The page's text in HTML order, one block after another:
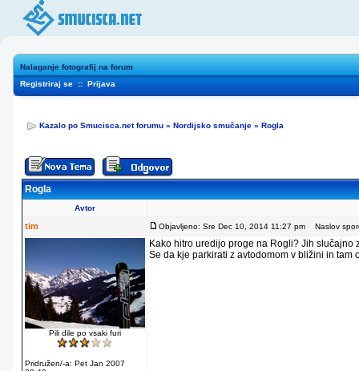
Nalaganje fotografij na forum
Registriraj se :: Prijava
Kazalo po Smucisca.net forumu » Nordijsko smučanje » Rogla
Rogla
Avtor
tim Objavljeno: Sre Dec 10, 2014 11:27 pm Naslov
Pili dile po vsaki furi
Pridružen/-a: Pet Jan 2007
Kako hitro uredijo proge na Rogli? Jih slučajno
Se da kje parkirati z avtodomom v bližini in tam